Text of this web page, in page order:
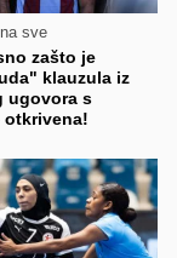
sve
zašto je
klauzula iz
ugovora s
otkrivena!